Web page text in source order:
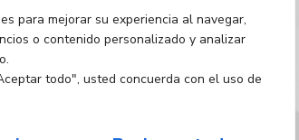
para mejorar su experiencia al navegar,
o contenido personalizado y analizar
todo", usted concuerda con el uso de